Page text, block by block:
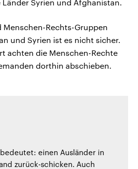
Syrien und Afghanistan.
Menschen-Rechts-Gruppen
und Syrien ist es nicht sicher.
achten die Menschen-Rechte
dorthin abschieben.
einen Ausländer in
zurück-schicken. Auch